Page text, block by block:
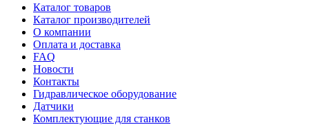
Каталог товаров
Каталог производителей
О компании
Оплата и доставка
FAQ
Новости
Контакты
Гидравлическое оборудование
Датчики
Комплектующие для станков